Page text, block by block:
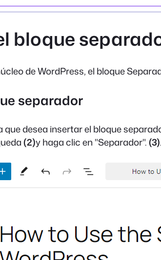
bloque
de WordPress, el bloque
separador
desea insertar el bloque
(2)y haga clic en "Separador".(3).